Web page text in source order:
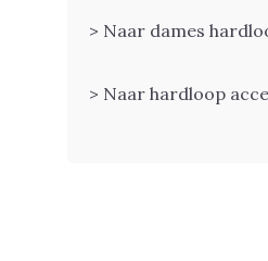
> Naar dames
> Naar hardloop